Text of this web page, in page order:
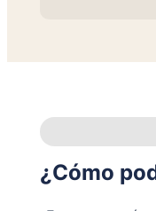
¿Cómo